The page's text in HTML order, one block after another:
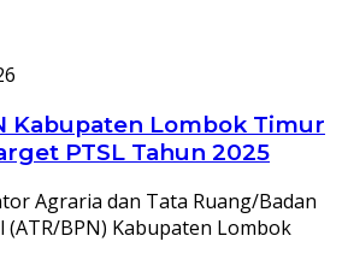
Kabupaten Lombok Timur
PTSL Tahun 2025
Agraria dan Tata Ruang/Badan
BPN) Kabupaten Lombok